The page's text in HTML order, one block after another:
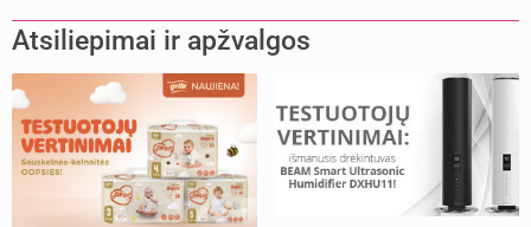
Atsiliepimai ir apžvalgos